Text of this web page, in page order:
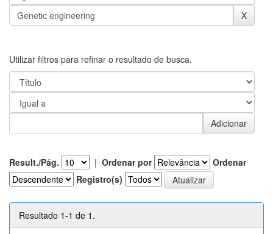
Utilizar filtros para refinar o resultado de busca.
Result./Pág. | Ordenar por
Ordenar
Registro(s)
Resultado 1-1 de 1.